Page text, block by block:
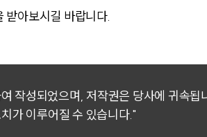
받아보시길 바랍니다.
작성되었으며, 저작권은 당사에 귀속됩
가 이루어질 수 있습니다."